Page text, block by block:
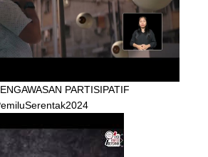
PARTISIPATIF